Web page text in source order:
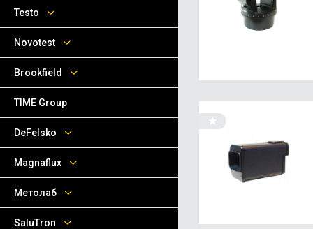
Testo
Novotest
Brookfield
TIME Group
DeFelsko
Magnaflux
Метолаб
SaluTron